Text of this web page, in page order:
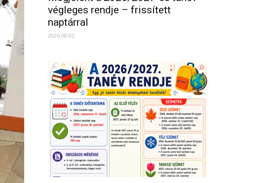
végleges rendje – frissített
naptárral
2026.08.02.